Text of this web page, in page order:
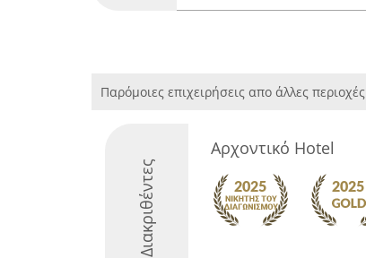
Παρόμοιες επιχειρήσεις απο άλλες περιοχές
Διακριθέντες
Αρχοντικό Hotel